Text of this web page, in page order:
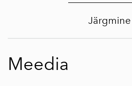
Järgmine
Meedia